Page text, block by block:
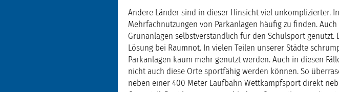
Andere Länder sind in dieser Hinsicht viel unkomplizierter.
Mehrfachnutzungen von Parkanlagen häufig zu finden.
Grünanlagen selbstverständlich für den Schulsport
Lösung bei Raumnot. In vielen Teilen unserer Städte
Parkanlagen kaum mehr genutzt werden. Auch in diesen
nicht auch diese Orte sportfähig werden können. So
neben einer 400 Meter Laufbahn Wettkampfsport direkt